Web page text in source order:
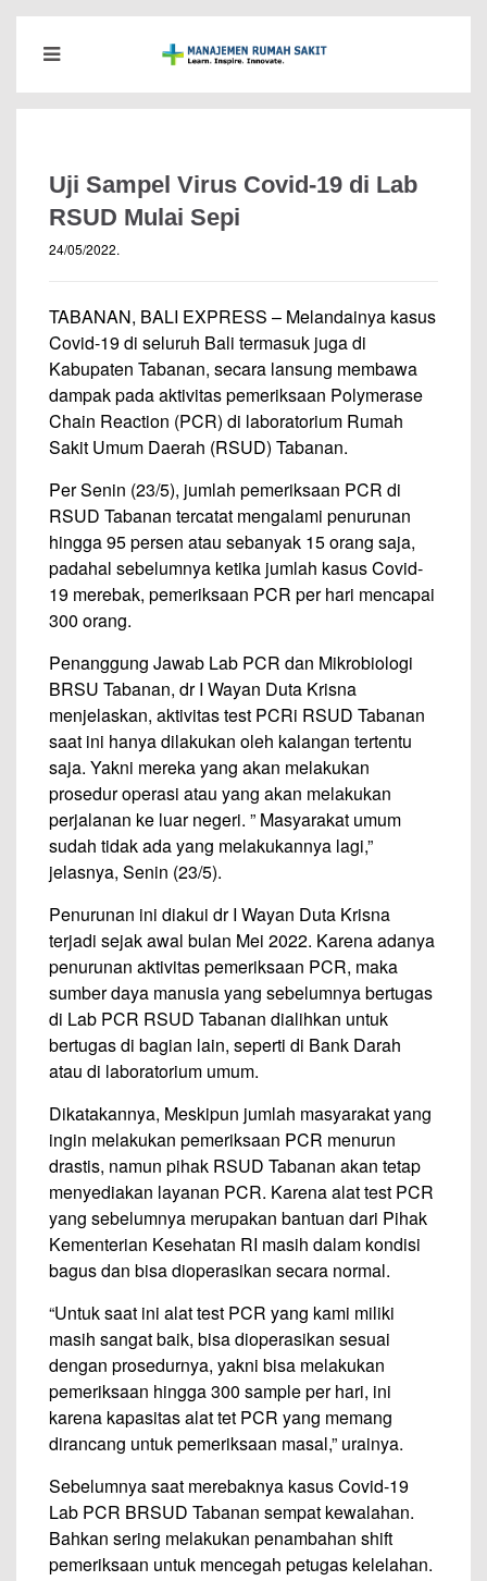
Uji Sampel Virus Covid-19 di Lab
RSUD Mulai Sepi
24/05/2022.
TABANAN, BALI EXPRESS – Melandainya kasus
Covid-19 di seluruh Bali termasuk juga di
Kabupaten Tabanan, secara lansung membawa
dampak pada aktivitas pemeriksaan Polymerase
Chain Reaction (PCR) di laboratorium Rumah
Sakit Umum Daerah (RSUD) Tabanan.
Per Senin (23/5), jumlah pemeriksaan PCR di
RSUD Tabanan tercatat mengalami penurunan
hingga 95 persen atau sebanyak 15 orang saja,
padahal sebelumnya ketika jumlah kasus Covid-
19 merebak, pemeriksaan PCR per hari mencapai
300 orang.
Penanggung Jawab Lab PCR dan Mikrobiologi
BRSU Tabanan, dr I Wayan Duta Krisna
menjelaskan, aktivitas test PCRi RSUD Tabanan
saat ini hanya dilakukan oleh kalangan tertentu
saja. Yakni mereka yang akan melakukan
prosedur operasi atau yang akan melakukan
perjalanan ke luar negeri. ” Masyarakat umum
sudah tidak ada yang melakukannya lagi,”
jelasnya, Senin (23/5).
Penurunan ini diakui dr I Wayan Duta Krisna
terjadi sejak awal bulan Mei 2022. Karena adanya
penurunan aktivitas pemeriksaan PCR, maka
sumber daya manusia yang sebelumnya bertugas
di Lab PCR RSUD Tabanan dialihkan untuk
bertugas di bagian lain, seperti di Bank Darah
atau di laboratorium umum.
Dikatakannya, Meskipun jumlah masyarakat yang
ingin melakukan pemeriksaan PCR menurun
drastis, namun pihak RSUD Tabanan akan tetap
menyediakan layanan PCR. Karena alat test PCR
yang sebelumnya merupakan bantuan dari Pihak
Kementerian Kesehatan RI masih dalam kondisi
bagus dan bisa dioperasikan secara normal.
“Untuk saat ini alat test PCR yang kami miliki
masih sangat baik, bisa dioperasikan sesuai
dengan prosedurnya, yakni bisa melakukan
pemeriksaan hingga 300 sample per hari, ini
karena kapasitas alat tet PCR yang memang
dirancang untuk pemeriksaan masal,” urainya.
Sebelumnya saat merebaknya kasus Covid-19
Lab PCR BRSUD Tabanan sempat kewalahan.
Bahkan sering melakukan penambahan shift
pemeriksaan untuk mencegah petugas kelelahan.